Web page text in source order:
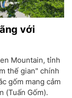
với
Mountain, tỉnh
thế gian" chính
gốm mang cảm
(Tuấn Gốm).